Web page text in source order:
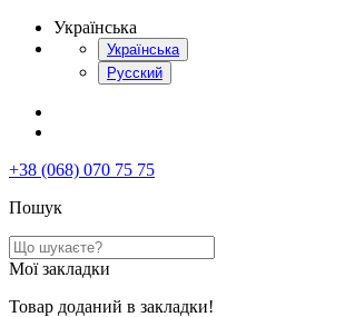
Українська
Українська
Русский
+38 (068) 070 75 75
Пошук
Мої закладки
Товар доданий в закладки!